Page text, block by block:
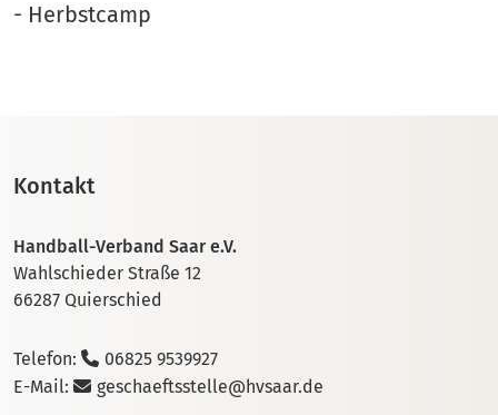
- Herbstcamp
Kontakt
Handball-Verband Saar e.V.
Wahlschieder Straße 12
66287 Quierschied
Telefon:
06825 9539927
E-Mail:
geschaeftsstelle@hvsaar.de